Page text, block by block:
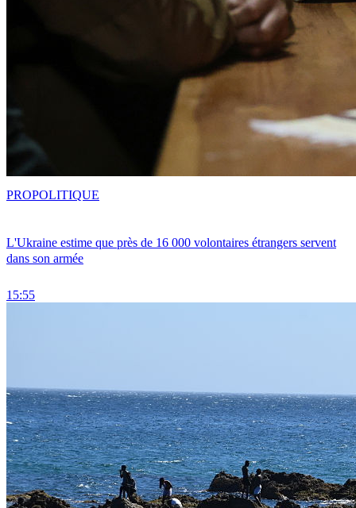
L'Ukraine estime que près de 16 000 volontaires étrangers servent
dans son armée
15:55
PROPOLITIQUE